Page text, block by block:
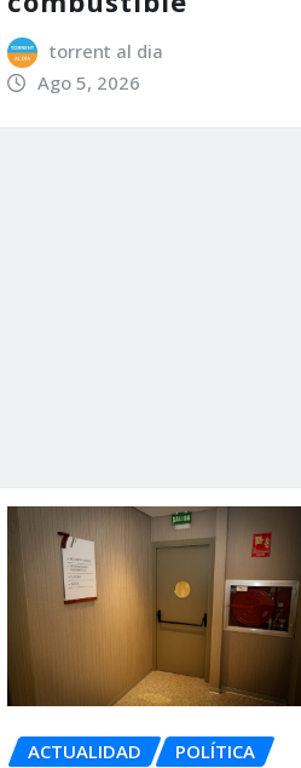
torrent al dia
Ago 5, 2026
ACTUALIDAD POLÍTICA